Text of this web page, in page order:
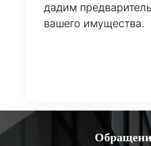
дадим
вашего имущества.